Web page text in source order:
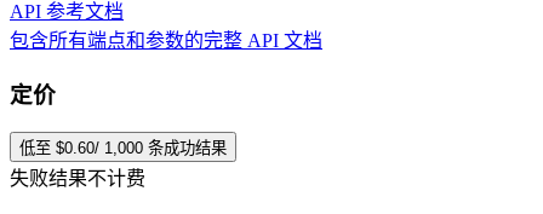
API 参考文档
包含所有端点和参数的完整 API 文档
定价
低至 $0.60/ 1,000 条成功结果
失败结果不计费